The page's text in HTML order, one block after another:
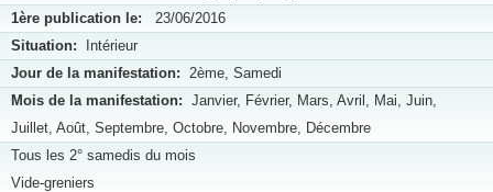
1ère publication le: 23/06/2016
Situation: Intérieur
Jour de la manifestation: 2ème, Samedi
Mois de la manifestation: Janvier, Février, Mars, Avril, Mai, Juin,
Juillet, Août, Septembre, Octobre, Novembre, Décembre
Tous les 2° samedis du mois
Vide-greniers